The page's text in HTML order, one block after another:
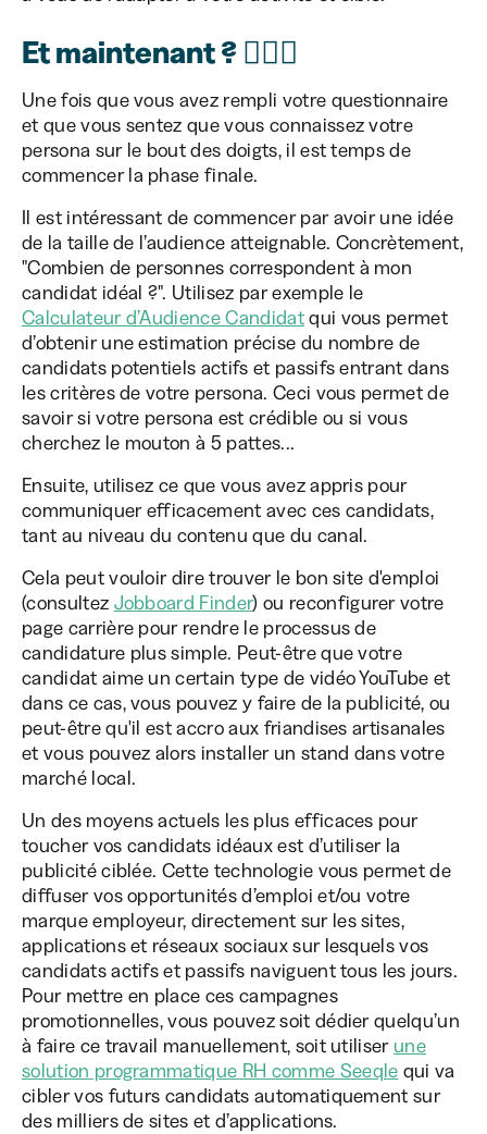
Et maintenant ? 🤷🏻‍♀️
Une fois que vous avez rempli votre questionnaire
et que vous sentez que vous connaissez votre
persona sur le bout des doigts, il est temps de
commencer la phase finale.
Il est intéressant de commencer par avoir une idée
de la taille de l’audience atteignable. Concrètement,
"Combien de personnes correspondent à mon
candidat idéal ?". Utilisez par exemple le
Calculateur d’Audience Candidatqui vous permet
d’obtenir une estimation précise du nombre de
candidats potentiels actifs et passifs entrant dans
les critères de votre persona. Ceci vous permet de
savoir si votre persona est crédible ou si vous
cherchez le mouton à 5 pattes...
Ensuite, utilisez ce que vous avez appris pour
communiquer efficacement avec ces candidats,
tant au niveau du contenu que du canal.
Cela peut vouloir dire trouver le bon site d'emploi
(consultez Jobboard Finder) ou reconfigurer votre
page carrière pour rendre le processus de
candidature plus simple. Peut-être que votre
candidat aime un certain type de vidéo YouTube et
dans ce cas, vous pouvez y faire de la publicité, ou
peut-être qu'il est accro aux friandises artisanales
et vous pouvez alors installer un stand dans votre
marché local.
Un des moyens actuels les plus efficaces pour
toucher vos candidats idéaux est d’utiliser la
publicité ciblée. Cette technologie vous permet de
diffuser vos opportunités d’emploi et/ou votre
marque employeur, directement sur les sites,
applications et réseaux sociaux sur lesquels vos
candidats actifs et passifs naviguent tous les jours.
Pour mettre en place ces campagnes
promotionnelles, vous pouvez soit dédier quelqu’un
à faire ce travail manuellement, soit utiliser une
solution programmatique RH comme Seeqle qui va
cibler vos futurs candidats automatiquement sur
des milliers de sites et d’applications.